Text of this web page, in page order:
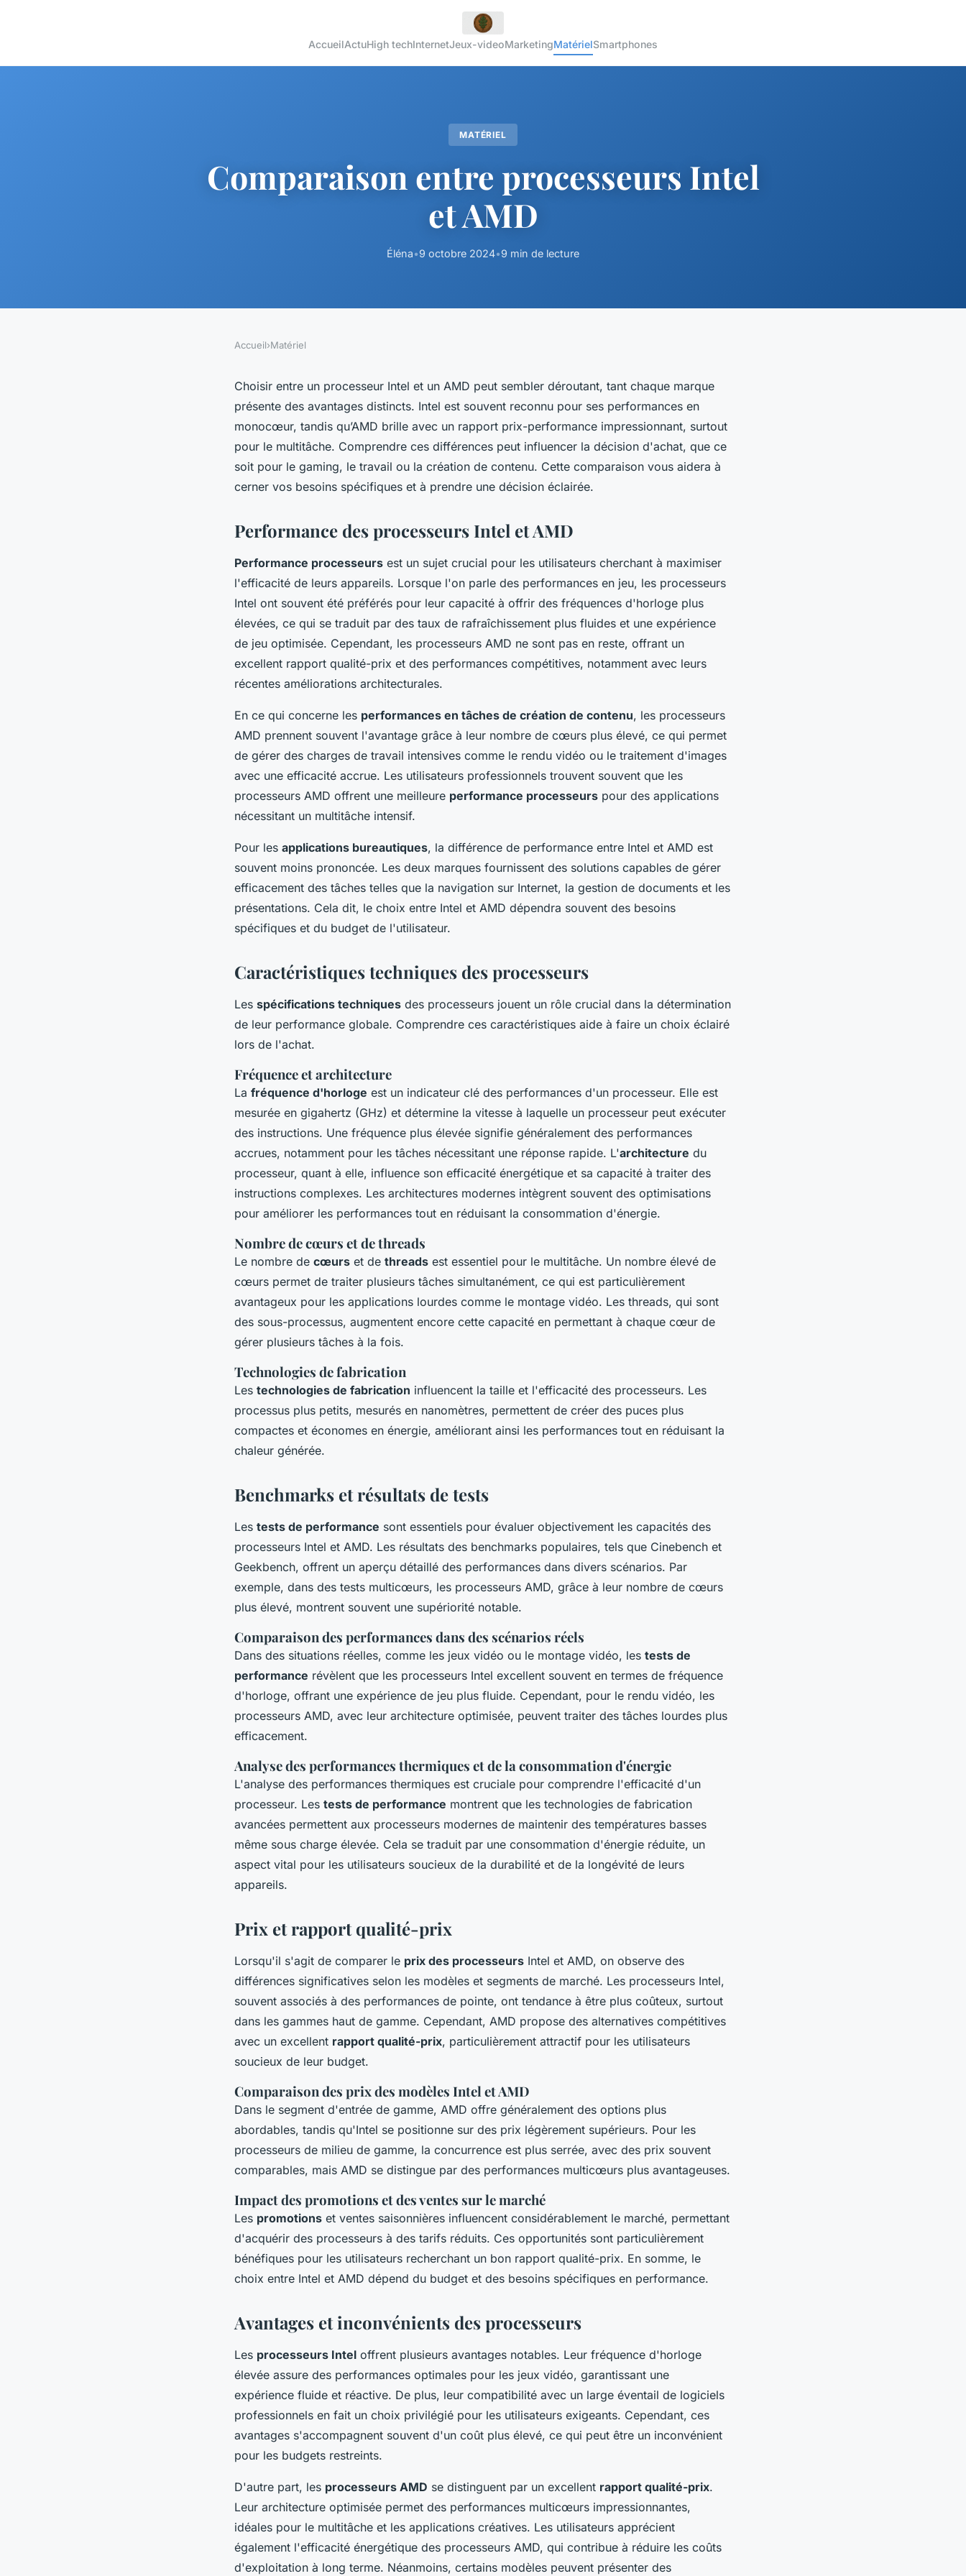
AccueilActuHigh techInternetJeux-videoMarketingMatérielSmartphones
MATÉRIEL
Comparaison entre processeurs Intel
et AMD
Éléna•9 octobre 2024•9 min de lecture
Accueil›Matériel
Choisir entre un processeur Intel et un AMD peut sembler déroutant, tant chaque marque
présente des avantages distincts. Intel est souvent reconnu pour ses performances en
monocœur, tandis qu’AMD brille avec un rapport prix-performance impressionnant, surtout
pour le multitâche. Comprendre ces différences peut influencer la décision d'achat, que ce
soit pour le gaming, le travail ou la création de contenu. Cette comparaison vous aidera à
cerner vos besoins spécifiques et à prendre une décision éclairée.
Performance des processeurs Intel et AMD
Performance processeurs est un sujet crucial pour les utilisateurs cherchant à maximiser
l'efficacité de leurs appareils. Lorsque l'on parle des performances en jeu, les processeurs
Intel ont souvent été préférés pour leur capacité à offrir des fréquences d'horloge plus
élevées, ce qui se traduit par des taux de rafraîchissement plus fluides et une expérience
de jeu optimisée. Cependant, les processeurs AMD ne sont pas en reste, offrant un
excellent rapport qualité-prix et des performances compétitives, notamment avec leurs
récentes améliorations architecturales.
En ce qui concerne les performances en tâches de création de contenu, les processeurs
AMD prennent souvent l'avantage grâce à leur nombre de cœurs plus élevé, ce qui permet
de gérer des charges de travail intensives comme le rendu vidéo ou le traitement d'images
avec une efficacité accrue. Les utilisateurs professionnels trouvent souvent que les
processeurs AMD offrent une meilleure performance processeurs pour des applications
nécessitant un multitâche intensif.
Pour les applications bureautiques, la différence de performance entre Intel et AMD est
souvent moins prononcée. Les deux marques fournissent des solutions capables de gérer
efficacement des tâches telles que la navigation sur Internet, la gestion de documents et les
présentations. Cela dit, le choix entre Intel et AMD dépendra souvent des besoins
spécifiques et du budget de l'utilisateur.
Caractéristiques techniques des processeurs
Les spécifications techniques des processeurs jouent un rôle crucial dans la détermination
de leur performance globale. Comprendre ces caractéristiques aide à faire un choix éclairé
lors de l'achat.
Fréquence et architecture
La fréquence d'horloge est un indicateur clé des performances d'un processeur. Elle est
mesurée en gigahertz (GHz) et détermine la vitesse à laquelle un processeur peut exécuter
des instructions. Une fréquence plus élevée signifie généralement des performances
accrues, notamment pour les tâches nécessitant une réponse rapide. L'architecture du
processeur, quant à elle, influence son efficacité énergétique et sa capacité à traiter des
instructions complexes. Les architectures modernes intègrent souvent des optimisations
pour améliorer les performances tout en réduisant la consommation d'énergie.
Nombre de cœurs et de threads
Le nombre de cœurs et de threads est essentiel pour le multitâche. Un nombre élevé de
cœurs permet de traiter plusieurs tâches simultanément, ce qui est particulièrement
avantageux pour les applications lourdes comme le montage vidéo. Les threads, qui sont
des sous-processus, augmentent encore cette capacité en permettant à chaque cœur de
gérer plusieurs tâches à la fois.
Technologies de fabrication
Les technologies de fabrication influencent la taille et l'efficacité des processeurs. Les
processus plus petits, mesurés en nanomètres, permettent de créer des puces plus
compactes et économes en énergie, améliorant ainsi les performances tout en réduisant la
chaleur générée.
Benchmarks et résultats de tests
Les tests de performance sont essentiels pour évaluer objectivement les capacités des
processeurs Intel et AMD. Les résultats des benchmarks populaires, tels que Cinebench et
Geekbench, offrent un aperçu détaillé des performances dans divers scénarios. Par
exemple, dans des tests multicœurs, les processeurs AMD, grâce à leur nombre de cœurs
plus élevé, montrent souvent une supériorité notable.
Comparaison des performances dans des scénarios réels
Dans des situations réelles, comme les jeux vidéo ou le montage vidéo, les tests de
performance révèlent que les processeurs Intel excellent souvent en termes de fréquence
d'horloge, offrant une expérience de jeu plus fluide. Cependant, pour le rendu vidéo, les
processeurs AMD, avec leur architecture optimisée, peuvent traiter des tâches lourdes plus
efficacement.
Analyse des performances thermiques et de la consommation d'énergie
L'analyse des performances thermiques est cruciale pour comprendre l'efficacité d'un
processeur. Les tests de performance montrent que les technologies de fabrication
avancées permettent aux processeurs modernes de maintenir des températures basses
même sous charge élevée. Cela se traduit par une consommation d'énergie réduite, un
aspect vital pour les utilisateurs soucieux de la durabilité et de la longévité de leurs
appareils.
Prix et rapport qualité-prix
Lorsqu'il s'agit de comparer le prix des processeurs Intel et AMD, on observe des
différences significatives selon les modèles et segments de marché. Les processeurs Intel,
souvent associés à des performances de pointe, ont tendance à être plus coûteux, surtout
dans les gammes haut de gamme. Cependant, AMD propose des alternatives compétitives
avec un excellent rapport qualité-prix, particulièrement attractif pour les utilisateurs
soucieux de leur budget.
Comparaison des prix des modèles Intel et AMD
Dans le segment d'entrée de gamme, AMD offre généralement des options plus
abordables, tandis qu'Intel se positionne sur des prix légèrement supérieurs. Pour les
processeurs de milieu de gamme, la concurrence est plus serrée, avec des prix souvent
comparables, mais AMD se distingue par des performances multicœurs plus avantageuses.
Impact des promotions et des ventes sur le marché
Les promotions et ventes saisonnières influencent considérablement le marché, permettant
d'acquérir des processeurs à des tarifs réduits. Ces opportunités sont particulièrement
bénéfiques pour les utilisateurs recherchant un bon rapport qualité-prix. En somme, le
choix entre Intel et AMD dépend du budget et des besoins spécifiques en performance.
Avantages et inconvénients des processeurs
Les processeurs Intel offrent plusieurs avantages notables. Leur fréquence d'horloge
élevée assure des performances optimales pour les jeux vidéo, garantissant une
expérience fluide et réactive. De plus, leur compatibilité avec un large éventail de logiciels
professionnels en fait un choix privilégié pour les utilisateurs exigeants. Cependant, ces
avantages s'accompagnent souvent d'un coût plus élevé, ce qui peut être un inconvénient
pour les budgets restreints.
D'autre part, les processeurs AMD se distinguent par un excellent rapport qualité-prix.
Leur architecture optimisée permet des performances multicœurs impressionnantes,
idéales pour le multitâche et les applications créatives. Les utilisateurs apprécient
également l'efficacité énergétique des processeurs AMD, qui contribue à réduire les coûts
d'exploitation à long terme. Néanmoins, certains modèles peuvent présenter des